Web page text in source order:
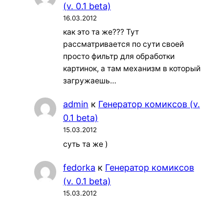
(v. 0.1 beta)
16.03.2012
как это та же??? Тут
рассматривается по сути своей
просто фильтр для обработки
картинок, а там механизм в который
загружаешь…
admin к Генератор комиксов (v.
0.1 beta)
15.03.2012
суть та же )
fedorka к Генератор комиксов
(v. 0.1 beta)
15.03.2012